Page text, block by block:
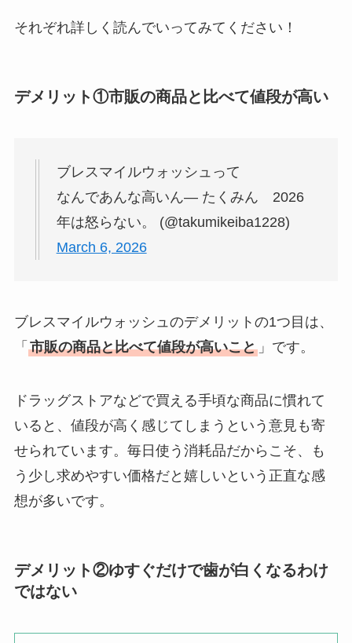
それぞれ詳しく読んでいってみてください！
デメリット①市販の商品と比べて値段が高い
ブレスマイルウォッシュって
なんであんな高いん— たくみん 2026
年は怒らない。 (@takumikeiba1228)
March 6, 2026
ブレスマイルウォッシュのデメリットの1つ目は、
「 市販の商品と比べて値段が高いこと」です。
ドラッグストアなどで買える手頃な商品に慣れて
いると、値段が高く感じてしまうという意見も寄
せられています。毎日使う消耗品だからこそ、も
う少し求めやすい価格だと嬉しいという正直な感
想が多いです。
デメリット②ゆすぐだけで歯が白くなるわけ
ではない